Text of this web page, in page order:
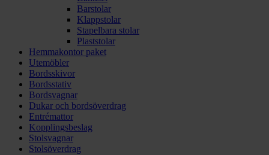
Barstolar
Klappstolar
Stapelbara stolar
Plaststolar
Hemmakontor paket
Utemöbler
Bordsskivor
Bordsstativ
Bordsvagnar
Dukar och bordsöverdrag
Entrémattor
Kopplingsbeslag
Stolsvagnar
Stolsöverdrag